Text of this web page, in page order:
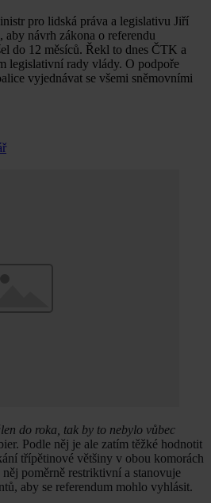
pro lidská práva a legislativu Jiří
návrh zákona o referendu
do 12 měsíců. Řekl to dnes ČTK a
legislativní rady vlády. O podpoře
vyjednávat se všemi sněmovními
do roka, tak by to nebylo vůbec
Podle něj je ale zatím těžké hodnotit
třípětinové většiny v obou komorách
poměrně restriktivní a stanovuje
aby se referendum mohlo vyhlásit.